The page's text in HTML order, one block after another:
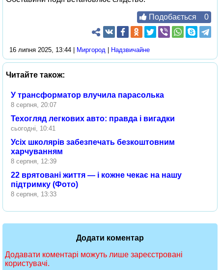
Подобається 0
16 липня 2025, 13:44 | Миргород Надзвичайне
Читайте також:
У трансформатор влучила парасолька
8 серпня, 20:07
Техогляд легкових авто: правда і вигадки
сьогодні, 10:41
Усіх школярів забезпечать безкоштовним
харчуванням
8 серпня, 12:39
22 врятовані життя — і кожне чекає на нашу
підтримку (Фото)
8 серпня, 13:33
Додати коментар
Додавати коментарі можуть лише зареєстровані
користувачі.